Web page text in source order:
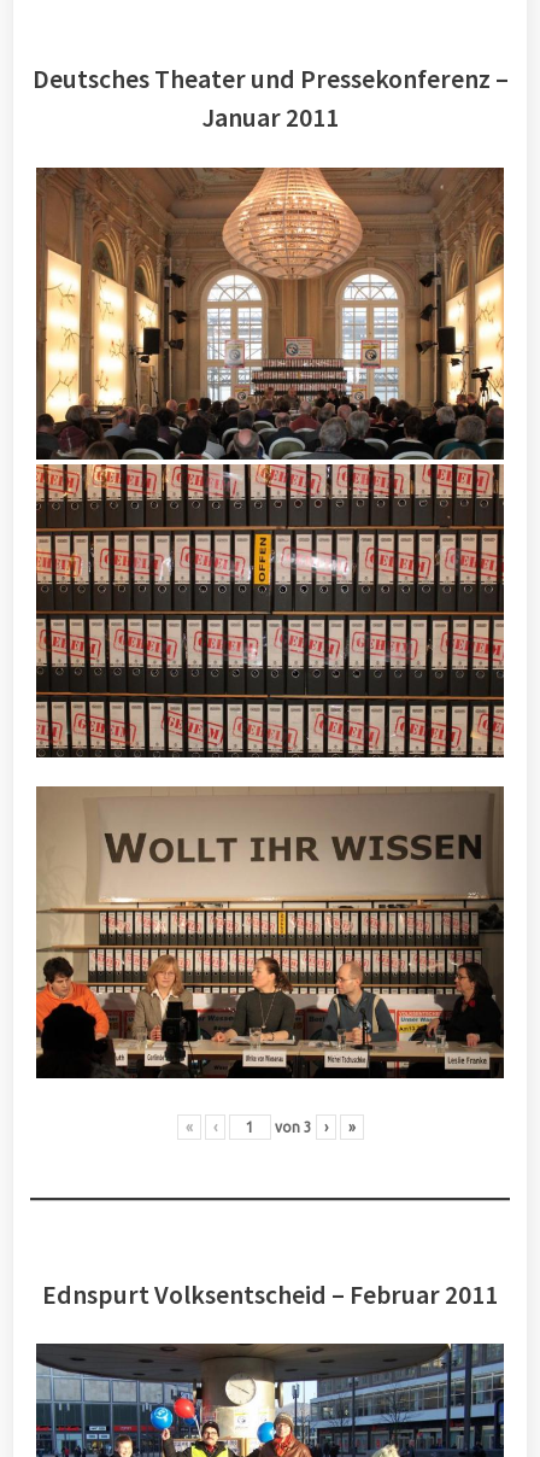
Deutsches Theater und Pressekonferenz –
Januar 2011
« ‹ von 3 › »
Ednspurt Volksentscheid – Februar 2011